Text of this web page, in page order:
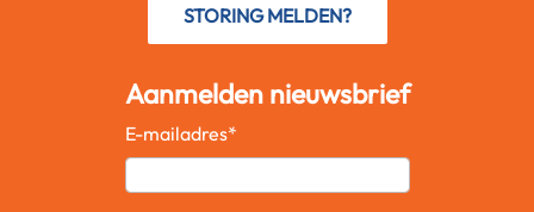
STORING MELDEN?
Aanmelden nieuwsbrief
E-mailadres*